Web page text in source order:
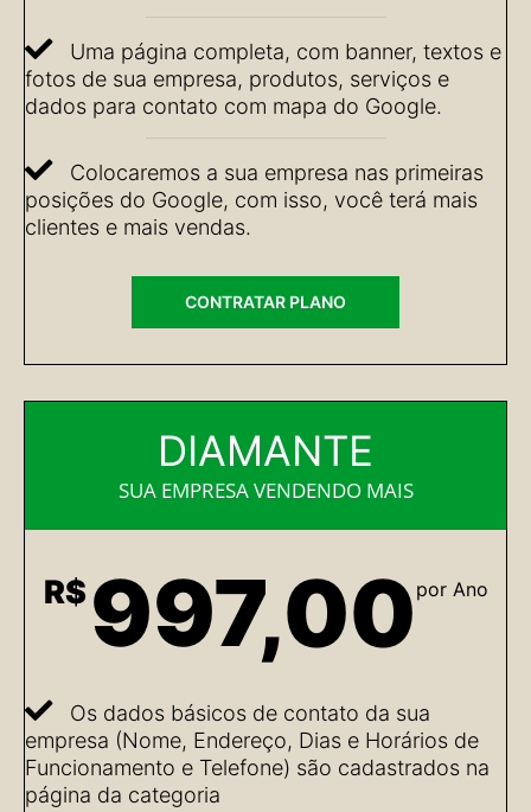
Uma página completa, com banner, textos e
fotos de sua empresa, produtos, serviços e
dados para contato com mapa do Google.
Colocaremos a sua empresa nas primeiras
posições do Google, com isso, você terá mais
clientes e mais vendas.
CONTRATAR PLANO
DIAMANTE
SUA EMPRESA VENDENDO MAIS
R$997,00 por Ano
Os dados básicos de contato da sua
empresa (Nome, Endereço, Dias e Horários de
Funcionamento e Telefone) são cadastrados na
página da categoria